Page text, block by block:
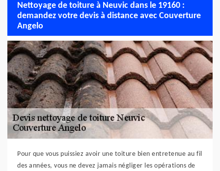
Nettoyage de toiture à Neuvic dans le 19160 :
demandez votre devis à distance avec Couverture
Angelo
Pour que vous puissiez avoir une toiture bien entretenue au fil
des années, vous ne devez jamais négliger les opérations de